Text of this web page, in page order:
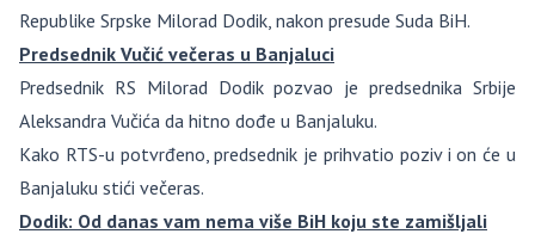
Republike Srpske Milorad Dodik, nakon presude Suda BiH.
Predsednik Vučić večeras u Banjaluci
Predsednik RS Milorad Dodik pozvao je predsednika Srbije
Aleksandra Vučića da hitno dođe u Banjaluku.
Kako RTS-u potvrđeno, predsednik je prihvatio poziv i on će u
Banjaluku stići večeras.
Dodik: Od danas vam nema više BiH koju ste zamišljali